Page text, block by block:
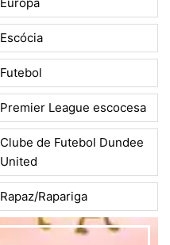
Escócia
Futebol
Premier League escocesa
Clube de Futebol Dundee
United
Rapaz/Rapariga